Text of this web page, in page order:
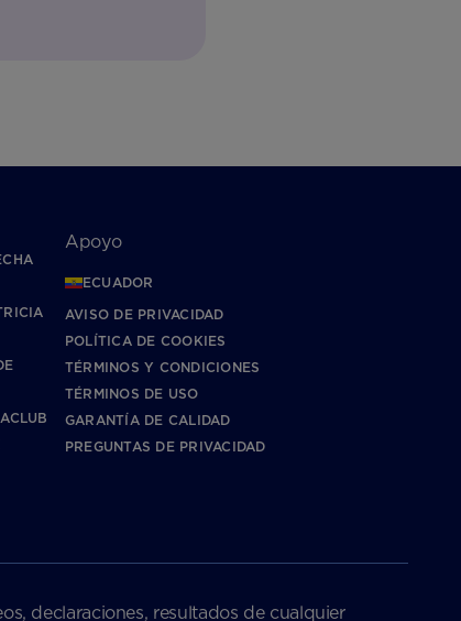
Apoyo
ECUADOR
AVISO DE PRIVACIDAD
POLÍTICA DE COOKIES
TÉRMINOS Y CONDICIONES
TÉRMINOS DE USO
GARANTÍA DE CALIDAD
PREGUNTAS DE PRIVACIDAD
declaraciones, resultados de cualquier